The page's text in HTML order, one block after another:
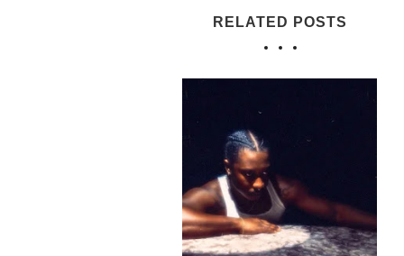
RELATED POSTS